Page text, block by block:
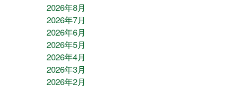
2026年8月
2026年7月
2026年6月
2026年5月
2026年4月
2026年3月
2026年2月